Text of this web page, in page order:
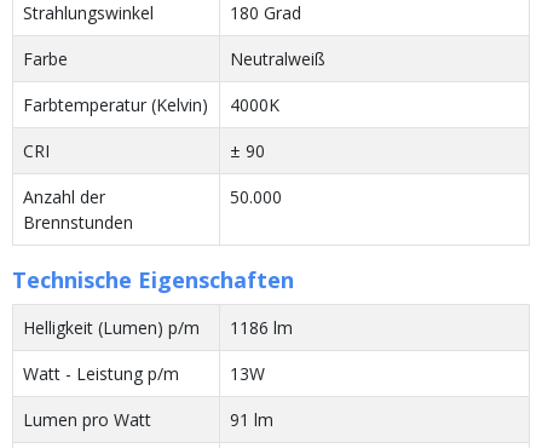
Strahlungswinkel
180 Grad
Farbe
Neutralweiß
Farbtemperatur (Kelvin)
4000K
CRI
± 90
Anzahl der
Brennstunden
50.000
Technische Eigenschaften
Helligkeit (Lumen) p/m
1186 lm
Watt - Leistung p/m
13W
Lumen pro Watt
91 lm